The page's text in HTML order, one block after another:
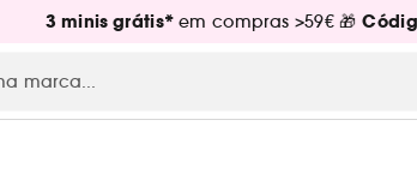
3 minis grátis* em compras >59€ 🎁